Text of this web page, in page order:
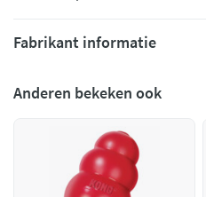
Fabrikant informatie
Anderen bekeken ook